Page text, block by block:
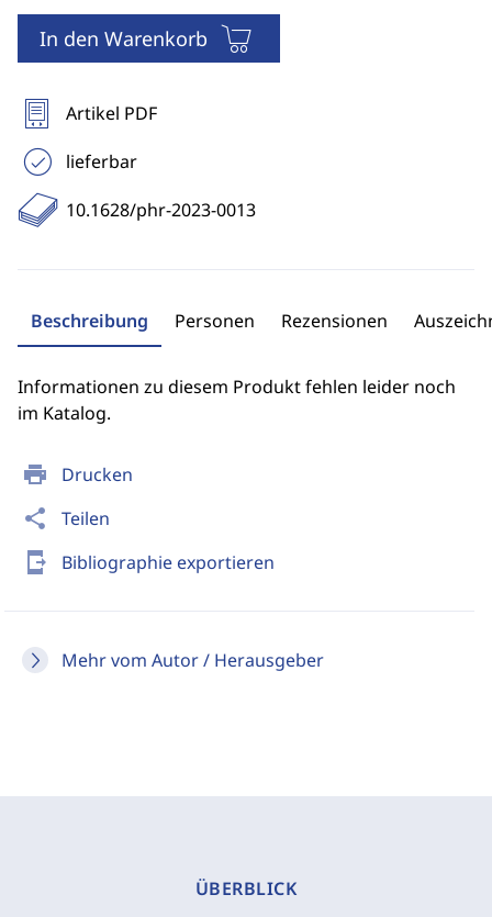
print Drucken
share Teilen
send_to_mobile Bibliographie exportieren
Mehr vom Autor / Herausgeber
In den Warenkorb
Artikel PDF
lieferbar
10.1628/phr-2023-0013
Beschreibung Personen Rezensionen
Informationen zu diesem Produkt fehlen leider noch
im Katalog.
ÜBERBLICK